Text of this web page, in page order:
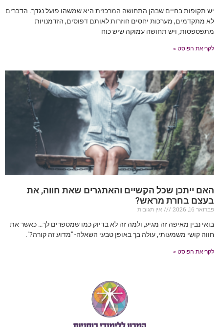
יש תקופות בחיים שבהן התחושה המרכזית היא שמשהו פועל נגדך. הדברים
לא מתקדמים, מערכות יחסים חוזרות לאותם דפוסים, הזדמנויות
מתפספסות, ויש תחושה עמוקה שיש כוח
לקריאת הפוסט »
האם ייתכן שכל הקשיים והאתגרים שאת חווה, את
בעצם בחרת מראש?
פברואר 16, 2026
אין תגובות
בואי נבין מאיפה זה מגיע, ולמה זה לא בדיוק כמו שמספרים לך… כאשר את
חווה קושי משמעותי, עולה בך באופן טבעי השאלה- "מדוע זה קורה?".
לקריאת הפוסט »